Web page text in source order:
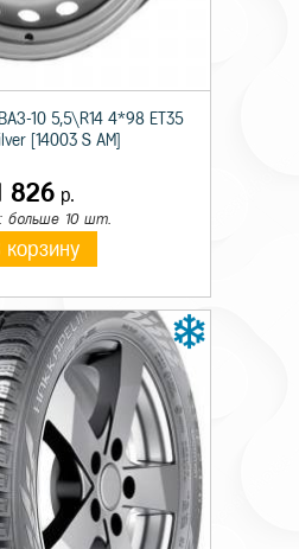
н/ш
108
10 5,5\R14 4*98 ET35
[14003 S AM]
826р.
больше 10 шт.
корзину